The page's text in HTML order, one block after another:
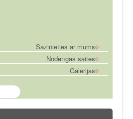
Sazinieties ar mums
Noderīgas saites
Galerijas